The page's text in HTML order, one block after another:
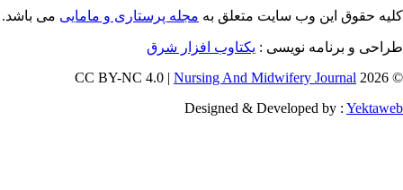
حقوق این وب سایت متعلق بهمجله پرستاری و ماماییمی باشد.
و برنامه نویسی : یکتاوب افزار شرق
©
Nursing And Midwifery Journal
Designed & Developed by :